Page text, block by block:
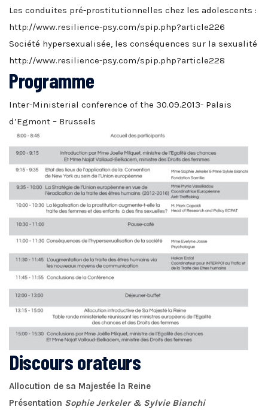
Les conduites pré-prostitutionnelles chez les adolescents :
http://www.resilience-psy.com/spip.php?article226
Société hypersexualisée, les conséquences sur la sexualité
http://www.resilience-psy.com/spip.php?article228
Programme
Inter-Ministerial conference of the 30.09.2013- Palais
d’Egmont – Brussels
Discours orateurs
Allocution de sa Majestée la Reine
Présentation Sophie Jerkeler & Sylvie Bianchi